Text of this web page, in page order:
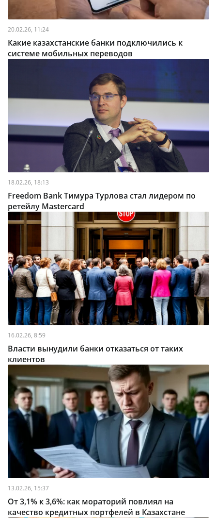
20.02.26, 11:24
Какие казахстанские банки подключились к
системе мобильных переводов
18.02.26, 18:13
Freedom Bank Тимура Турлова стал лидером по
ретейлу Mastercard
16.02.26, 8:59
Власти вынудили банки отказаться от таких
клиентов
13.02.26, 15:37
От 3,1% к 3,6%: как мораторий повлиял на
качество кредитных портфелей в Казахстане